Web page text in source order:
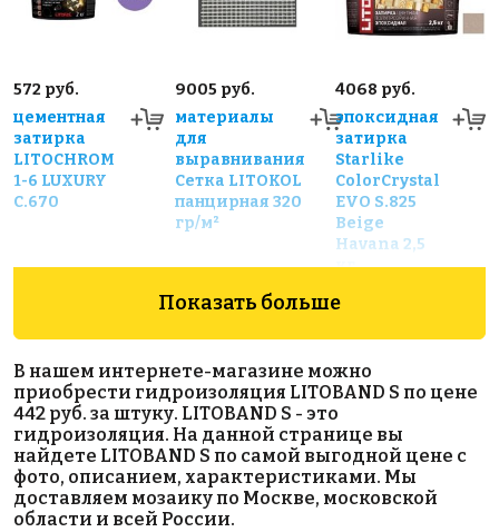
572 руб.
цементная
затирка
LITOCHROM
1-6 LUXURY
C.670
9005 руб.
материалы
для
выравнивания
Сетка LITOKOL
панцирная 320
гр/м²
4068 руб.
эпоксидная
затирка
Starlike
ColorCrystal
EVO S.825
Beige
Havana 2,5
кг
567 руб.
клей
LITOKOL X11
1161 руб.
эпоксидная
затирка
500 руб.
материалы
Показать больше
В нашем интернете-магазине можно
приобрести гидроизоляция LITOBAND S по цене
442 руб. за штуку. LITOBAND S - это
гидроизоляция. На данной странице вы
найдете LITOBAND S по самой выгодной цене с
фото, описанием, характеристиками. Мы
доставляем мозаику по Москве, московской
области и всей России.